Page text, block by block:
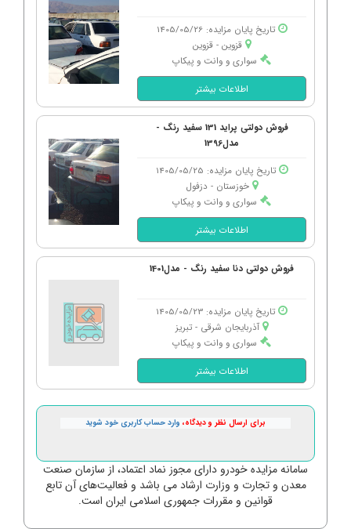
تاریخ پایان مزایده: 1405/05/26
قزوین - قزوین
سواری و وانت و پیکاپ
اطلاعات بیشتر
فروش دولتی پراید 131 سفید رنگ -
مدل1396
تاریخ پایان مزایده: 1405/05/25
خوزستان - دزفول
سواری و وانت و پیکاپ
اطلاعات بیشتر
فروش دولتی دنا سفید رنگ - مدل1401
تاریخ پایان مزایده: 1405/05/23
آذربایجان شرقی - تبریز
سواری و وانت و پیکاپ
اطلاعات بیشتر
برای ارسال نظر و دیدگاه، وارد حساب کاربری خود شوید
سامانه مزایده خودرو دارای مجوز نماد اعتماد، از سازمان صنعت
معدن و تجارت و وزارت ارشاد می باشد و فعالیت‌های آن تابع
قوانین و مقررات جمهوری اسلامی ایران است.